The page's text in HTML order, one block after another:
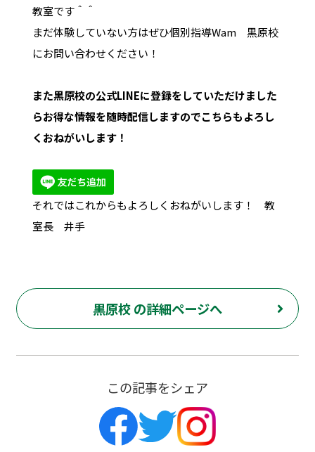
教室です＾＾
まだ体験していない方はぜひ個別指導Wam 黒原校
にお問い合わせください！
また黒原校の公式LINEに登録をしていただけました
らお得な情報を随時配信しますのでこちらもよろし
くおねがいします！
それではこれからもよろしくおねがいします！ 教
室長 井手
黒原校 の詳細ページへ
この記事をシェア